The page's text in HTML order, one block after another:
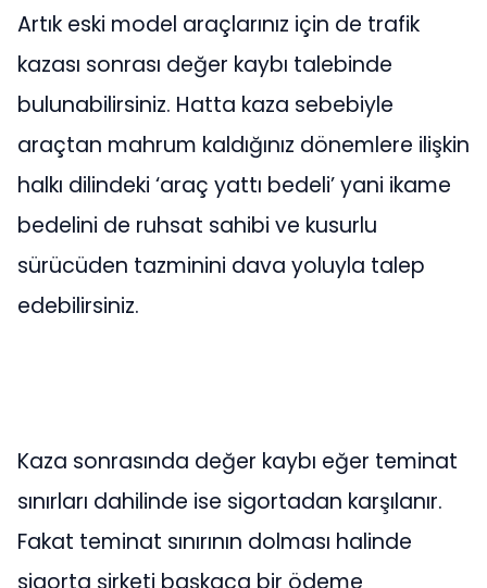
Artık eski model araçlarınız için de trafik
kazası sonrası değer kaybı talebinde
bulunabilirsiniz. Hatta kaza sebebiyle
araçtan mahrum kaldığınız dönemlere ilişkin
halkı dilindeki ‘araç yattı bedeli’ yani ikame
bedelini de ruhsat sahibi ve kusurlu
sürücüden tazminini dava yoluyla talep
edebilirsiniz.
Kaza sonrasında değer kaybı eğer teminat
sınırları dahilinde ise sigortadan karşılanır.
Fakat teminat sınırının dolması halinde
sigorta şirketi başkaca bir ödeme